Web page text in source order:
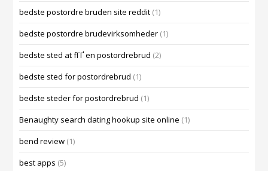
bedste postordre bruden site reddit (1)
bedste postordre brudevirksomheder (1)
bedste sted at fГҐ en postordrebrud (2)
bedste sted for postordrebrud (1)
bedste steder for postordrebrud (1)
Benaughty search dating hookup site online (1)
bend review (1)
best apps (5)